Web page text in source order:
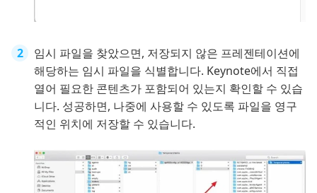
임시 파일을 찾았으면, 저장되지 않은 프레젠테이션에
해당하는 임시 파일을 식별합니다. Keynote에서 직접
열어 필요한 콘텐츠가 포함되어 있는지 확인할 수 있습
니다. 성공하면, 나중에 사용할 수 있도록 파일을 영구
적인 위치에 저장할 수 있습니다.